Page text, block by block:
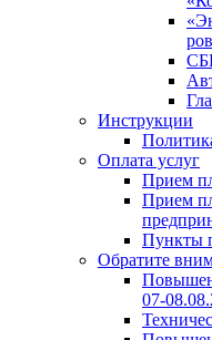
Инструкции
Оплата услуг
Прием
Прием
Пункты
Обратите
07-